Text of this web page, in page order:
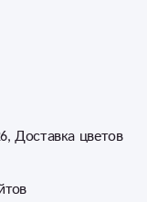
Доставка цветов